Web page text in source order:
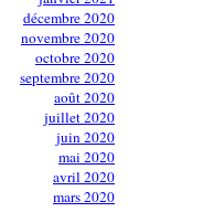
décembre 2020
novembre 2020
octobre 2020
septembre 2020
août 2020
juillet 2020
juin 2020
mai 2020
avril 2020
mars 2020